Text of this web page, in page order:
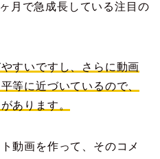
月で急成長している注目の
すいですし、さらに動画
等に近づいているので、
あります。
動画を作って、そのコメ